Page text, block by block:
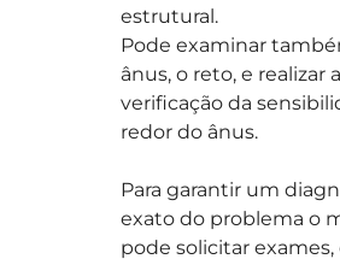
estrutural.
Pode examinar
ânus, o reto, e realizar a
verificação da
redor do ânus.
Para garantir um
exato do problema o
pode solicitar